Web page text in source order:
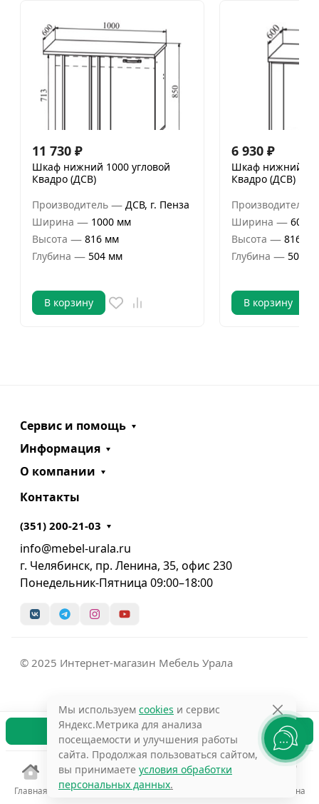
В корзину
Главная Избранное Сравнение Корзина
11 730 ₽
Шкаф нижний 1000 угловой
Квадро (ДСВ)
Производитель — ДСВ, г. Пенза
Ширина — 1000 мм
Высота — 816 мм
Глубина — 504 мм
В корзину
6 930 ₽
Шкаф нижний
Квадро (ДСВ)
Производитель
Ширина — 600
Высота — 816 мм
Глубина — 504
В корзину
Сервис и помощь
Информация
О компании
Контакты
(351) 200-21-03
info@mebel-urala.ru
г. Челябинск, пр. Ленина, 35, офис 230
Понедельник-Пятница 09:00–18:00
© 2025 Интернет-магазин Мебель Урала
Мы используем cookies и сервис
Яндекс.Метрика для анализа
посещаемости и улучшения работы
сайта. Продолжая пользоваться сайтом,
вы принимаете условия обработки
персональных данных.